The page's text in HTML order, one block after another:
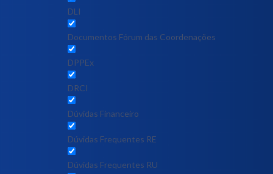
DLI
Documentos Fórum das Coordenações
DPPEx
DRCI
Dúvidas Financeiro
Dúvidas Frequentes RE
Dúvidas Frequentes RU